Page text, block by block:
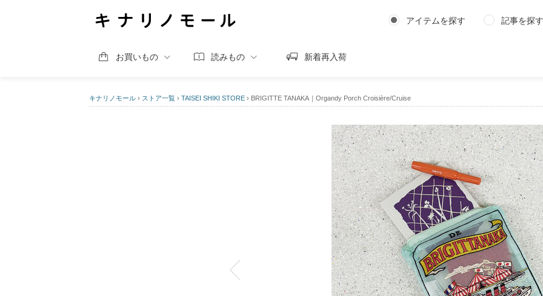
アイテムを探す 記事を探す
お買いもの 読みもの 新着再入荷
キナリノモール › ストア一覧 › TAISEI SHIKI STORE › BRIGITTE TANAKA｜Organdy Porch Croisière/Cruise